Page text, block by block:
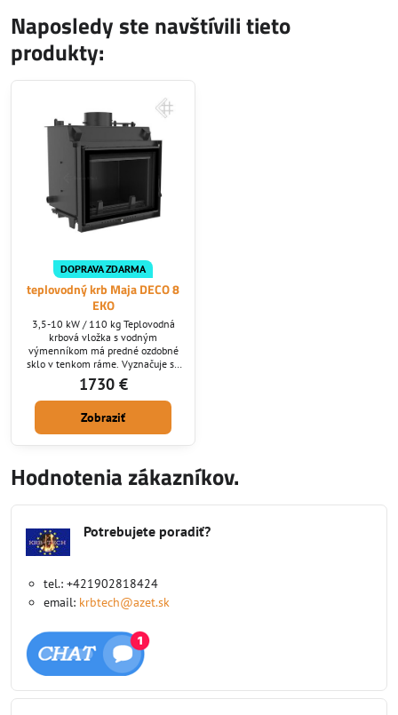
Naposledy ste navštívili tieto
produkty:
DOPRAVA ZDARMA
teplovodný krb Maja DECO 8
EKO
3,5-10 kW / 110 kg Teplovodná
krbová vložka s vodným
výmenníkom má predné ozdobné
sklo v tenkom ráme. Vyznačuje sa
možnosťou napojenia ako pece na
ústredné kúrenie, čím vedia
spríjemniť posedenie aj vo vašom
interiéry aj pokiaľ ste citlivý na
prašné prostredie keďže netreba
inštalovať rozvody vzduchu.
korpus - žiaruvzdorná oceľ o hrúbke
4 mm, dvierka a spod...
1730 €
Zobraziť
Hodnotenia zákazníkov.
Potrebujete poradiť?
tel.: +421902818424
email: krbtech@azet.sk